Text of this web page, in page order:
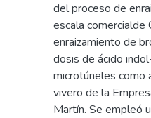
del proceso de
escala comercialde
enraizamiento de
dosis de ácido
microtúneles como
vivero de la
Martín. Se empleó